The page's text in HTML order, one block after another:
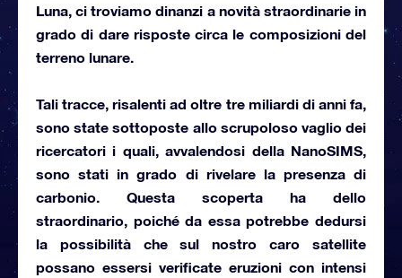
Luna, ci troviamo dinanzi a novità straordinarie in
grado di dare risposte circa le composizioni del
terreno lunare.
Tali tracce, risalenti ad oltre tre miliardi di anni fa,
sono state sottoposte allo scrupoloso vaglio dei
ricercatori i quali, avvalendosi della NanoSIMS,
sono stati in grado di rivelare la presenza di
carbonio. Questa scoperta ha dello
straordinario, poiché da essa potrebbe dedursi
la possibilità che sul nostro caro satellite
possano essersi verificate eruzioni con intensi